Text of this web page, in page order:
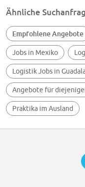
Proactividad
Trabajo en equipo
ACOSTUMBRADO A
Trabajo en equipo
Comunicación
Proactividad
Compromiso
Proactividad
Trabajo en equipo
Ninguno
Ähnliche
Empfohlene Angebote
Jobs in Mexiko
Logistik Jobs in
Angebote für
Praktika im Ausland